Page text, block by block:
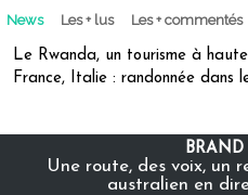
News Les + lus Les + commentés
Le Rwanda, un tourisme à
France, Italie : randonnée dans
Une route, des voix, un
australien en